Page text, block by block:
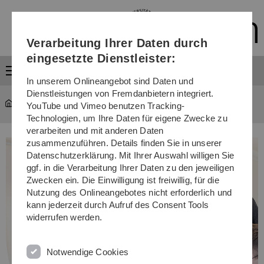
Direkt
Direkt
Direkt
(Sprache,
Drucken,
Media)
Direkt
Direkt
Studium ... Studiengänge
Verarbeitung Ihrer Daten durch
eingesetzte Dienstleister:
In unserem Onlineangebot sind Daten und
Dienstleistungen von Fremdanbietern integriert.
YouTube und Vimeo benutzen Tracking-
Technologien, um Ihre Daten für eigene Zwecke zu
verarbeiten und mit anderen Daten
zusammenzuführen. Details finden Sie in unserer
Datenschutzerklärung. Mit Ihrer Auswahl willigen Sie
ggf. in die Verarbeitung Ihrer Daten zu den jeweiligen
Zwecken ein. Die Einwilligung ist freiwillig, für die
Nutzung des Onlineangebotes nicht erforderlich und
kann jederzeit durch Aufruf des Consent Tools
widerrufen werden.
Notwendige Cookies